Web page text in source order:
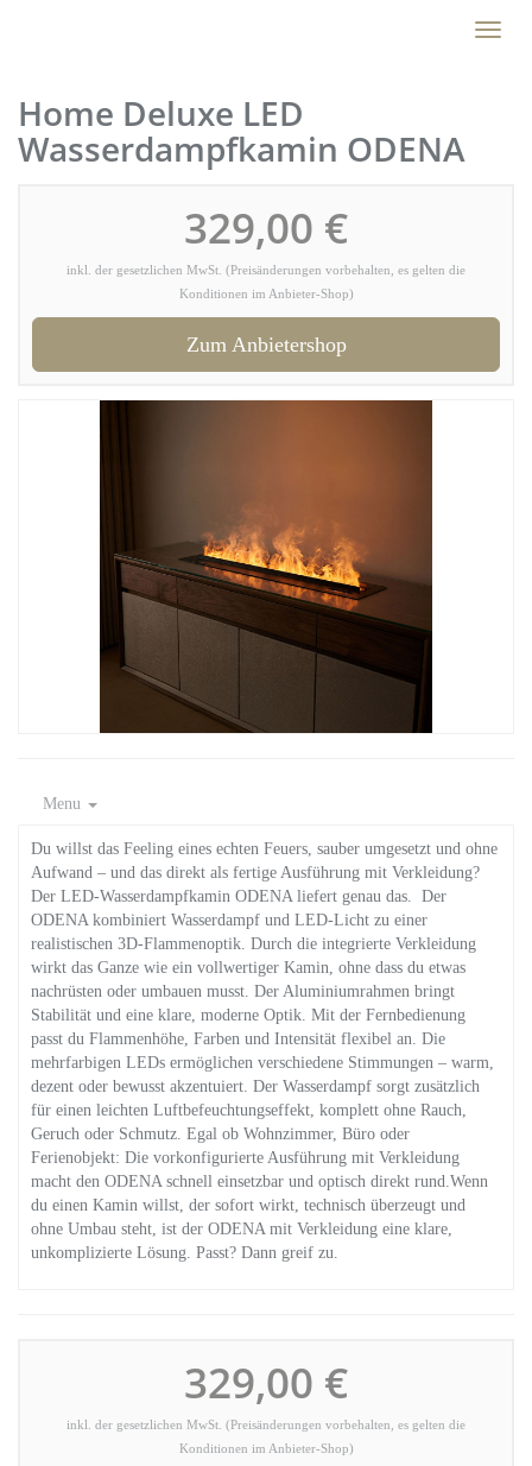
Toggle
Home Deluxe LED
Wasserdampfkamin ODENA
329,00 €
inkl. der gesetzlichen MwSt. (Preisänderungen vorbehalten, es gelten die
Konditionen im Anbieter-Shop)
Zum Anbietershop
Menu
Du willst das Feeling eines echten Feuers, sauber umgesetzt und ohne
Aufwand – und das direkt als fertige Ausführung mit Verkleidung?
Der LED-Wasserdampfkamin ODENA liefert genau das. Der
ODENA kombiniert Wasserdampf und LED-Licht zu einer
realistischen 3D-Flammenoptik. Durch die integrierte Verkleidung
wirkt das Ganze wie ein vollwertiger Kamin, ohne dass du etwas
nachrüsten oder umbauen musst. Der Aluminiumrahmen bringt
Stabilität und eine klare, moderne Optik. Mit der Fernbedienung
passt du Flammenhöhe, Farben und Intensität flexibel an. Die
mehrfarbigen LEDs ermöglichen verschiedene Stimmungen – warm,
dezent oder bewusst akzentuiert. Der Wasserdampf sorgt zusätzlich
für einen leichten Luftbefeuchtungseffekt, komplett ohne Rauch,
Geruch oder Schmutz. Egal ob Wohnzimmer, Büro oder
Ferienobjekt: Die vorkonfigurierte Ausführung mit Verkleidung
macht den ODENA schnell einsetzbar und optisch direkt rund.Wenn
du einen Kamin willst, der sofort wirkt, technisch überzeugt und
ohne Umbau steht, ist der ODENA mit Verkleidung eine klare,
unkomplizierte Lösung. Passt? Dann greif zu.
329,00 €
inkl. der gesetzlichen MwSt. (Preisänderungen vorbehalten, es gelten die
Konditionen im Anbieter-Shop)